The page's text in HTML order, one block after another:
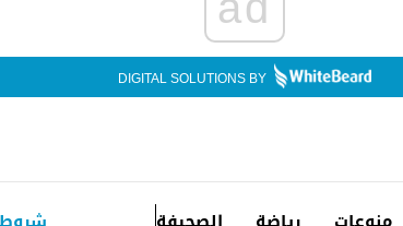
DIGITAL SOLUTIONS BY